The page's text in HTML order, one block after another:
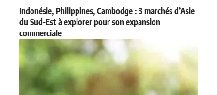
Indonésie, Philippines, Cambodge : 3 marchés d’Asie
du Sud-Est à explorer pour son expansion
commerciale